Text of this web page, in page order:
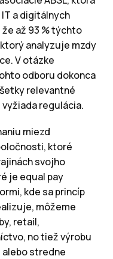
a digitálnych
až 93 % týchto
analyzuje mzdy
V otázke
odboru dokonca
relevantné
regulácia.
miezd
ktoré
svojho
je equal pay
kde sa princíp
môžeme
retail,
no tiež výrobu
alebo stredne